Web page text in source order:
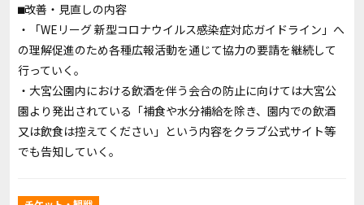
⬛︎改善・見直しの内容
・「WEリーグ 新型コロナウイルス感染症対応ガイドライン」へ
の理解促進のため各種広報活動を通じて協力の要請を継続して
行っていく。
・大宮公園内における飲酒を伴う会合の防止に向けては大宮公
園より発出されている「補食や水分補給を除き、園内での飲酒
又は飲食は控えてください」という内容をクラブ公式サイト等
でも告知していく。